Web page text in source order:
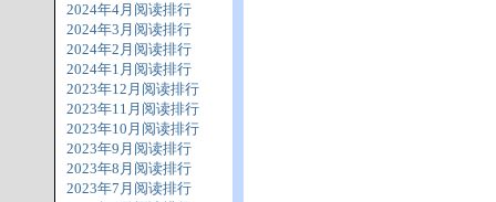
2024年4月阅读排行
2024年3月阅读排行
2024年2月阅读排行
2024年1月阅读排行
2023年12月阅读排行
2023年11月阅读排行
2023年10月阅读排行
2023年9月阅读排行
2023年8月阅读排行
2023年7月阅读排行